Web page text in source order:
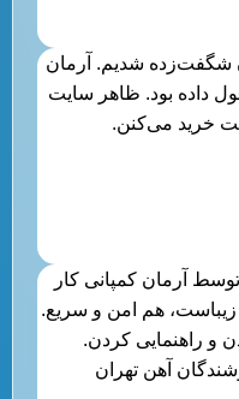
شدیم. آرمان
داده بود. ظاهر سایت
خرید می‌کنن.
آرمان کمپانی کار
هم امن و سریع.
و راهنمایی کردن.
آهن تهران